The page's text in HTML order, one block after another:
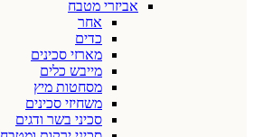
אביזרי מטבח
אחר
כדים
מארזי סכינים
מייבש כלים
מסחטות מיץ
משחיזי סכינים
סכיני בשר ודגים